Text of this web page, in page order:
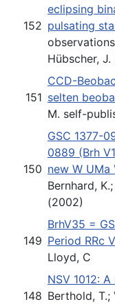
152
eclipsing
pulsating
Hübscher,
151
CCD-
selten
M. self-
150
GSC 1377-
0889 (Brh
new W UMa
Bernhard,
(2002)
149
BrhV35 =
Period RRc
Lloyd, C
148
NSV 1012:
Berthold, T.;